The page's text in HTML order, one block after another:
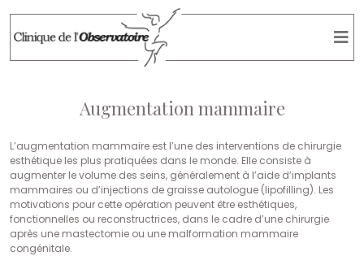
Augmentation mammaire
L’augmentation mammaire est l’une des interventions de chirurgie
esthétique les plus pratiquées dans le monde. Elle consiste à
augmenter le volume des seins, généralement à l’aide d’implants
mammaires ou d’injections de graisse autologue (lipofilling). Les
motivations pour cette opération peuvent être esthétiques,
fonctionnelles ou reconstructrices, dans le cadre d’une chirurgie
après une mastectomie ou une malformation mammaire
congénitale.